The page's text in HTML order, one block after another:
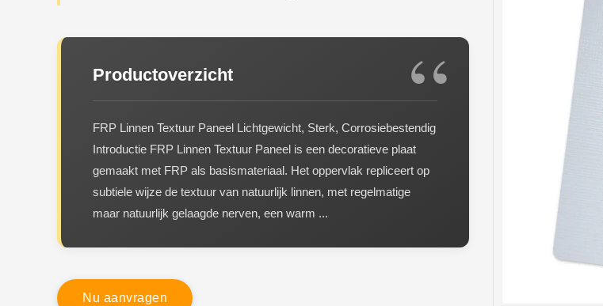
Productoverzicht
FRP Linnen Textuur Paneel Lichtgewicht, Sterk, Corrosiebestendig
Introductie FRP Linnen Textuur Paneel is een decoratieve plaat
gemaakt met FRP als basismateriaal. Het oppervlak repliceert op
subtiele wijze de textuur van natuurlijk linnen, met regelmatige
maar natuurlijk gelaagde nerven, een warm ...
N u aanvragen